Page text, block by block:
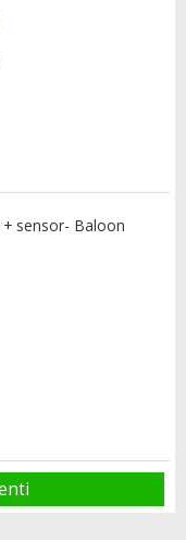
sensor- Baloon